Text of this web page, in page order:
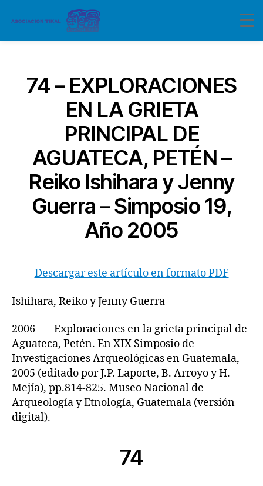
74 – EXPLORACIONES
EN LA GRIETA
PRINCIPAL DE
AGUATECA, PETÉN –
Reiko Ishihara y Jenny
Guerra – Simposio 19,
Año 2005
Descargar este artículo en formato PDF
Ishihara, Reiko y Jenny Guerra
2006 Exploraciones en la grieta principal de
Aguateca, Petén. En XIX Simposio de
Investigaciones Arqueológicas en Guatemala,
2005 (editado por J.P. Laporte, B. Arroyo y H.
Mejía), pp.814-825. Museo Nacional de
Arqueología y Etnología, Guatemala (versión
digital).
74